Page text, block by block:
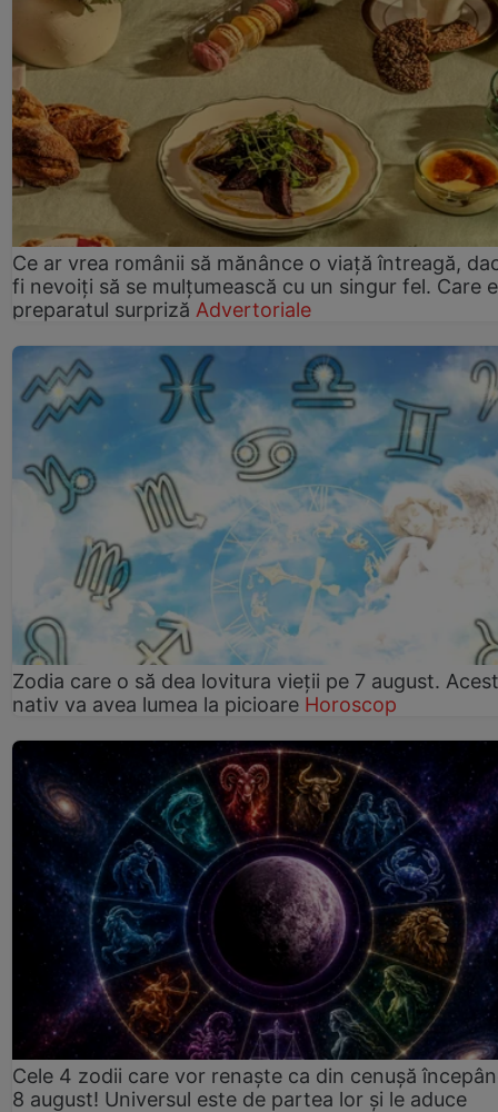
Ce ar vrea românii să mănânce o viață întreagă,
fi nevoiți să se mulțumească cu un singur fel. Care e
preparatul surpriză Advertoriale
Zodia care o să dea lovitura vieții pe 7 august. Acest
nativ va avea lumea la picioare Horoscop
Cele 4 zodii care vor renaște ca din cenușă
8 august! Universul este de partea lor și le aduce